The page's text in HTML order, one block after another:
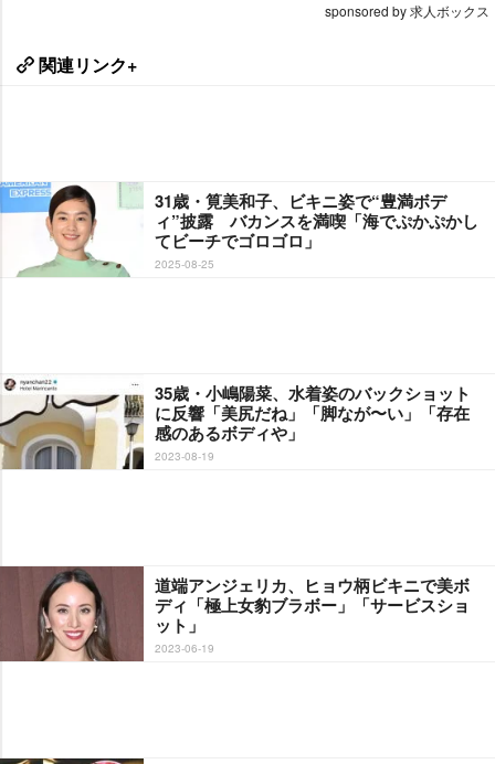
sponsored by 求人ボックス
関連リンク+
31歳・筧美和子、ビキニ姿で“豊満ボデ
ィ”披露 バカンスを満喫「海でぷかぷかし
てビーチでゴロゴロ」
2025-08-25
35歳・小嶋陽菜、水着姿のバックショット
に反響「美尻だね」「脚なが〜い」「存在
感のあるボディや」
2023-08-19
道端アンジェリカ、ヒョウ柄ビキニで美ボ
ディ「極上女豹ブラボー」「サービスショ
ット」
2023-06-19